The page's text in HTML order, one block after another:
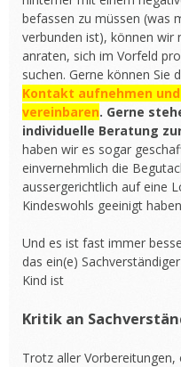
befassen zu müssen (was
verbunden ist), können wir
anraten, sich im Vorfeld
suchen. Gerne können Sie
Kontakt aufnehmen
vereinbaren. Gerne
individuelle Beratung
haben wir es sogar
einvernehmlich die
aussergerichtlich auf eine
Kindeswohls geeinigt
Und es ist fast immer
das ein(e)
Kind ist
Kritik an
Trotz aller